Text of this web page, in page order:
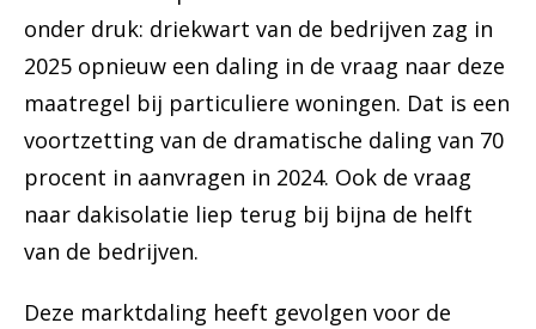
onder druk: driekwart van de bedrijven zag in
2025 opnieuw een daling in de vraag naar deze
maatregel bij particuliere woningen. Dat is een
voortzetting van de dramatische daling van 70
procent in aanvragen in 2024. Ook de vraag
naar dakisolatie liep terug bij bijna de helft
van de bedrijven.
Deze marktdaling heeft gevolgen voor de